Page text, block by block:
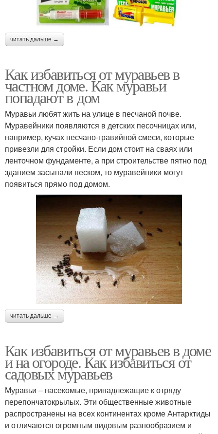
читать дальше →
Как избавиться от муравьев в
частном доме. Как муравьи
попадают в дом
Муравьи любят жить на улице в песчаной почве.
Муравейники появляются в детских песочницах или,
например, кучах песчано-гравийной смеси, которые
привезли для стройки. Если дом стоит на сваях или
ленточном фундаменте, а при строительстве пятно под
зданием засыпали песком, то муравейники могут
появиться прямо под домом.
читать дальше →
Как избавиться от муравьев в доме
и на огороде. Как избавиться от
садовых муравьев
Муравьи – насекомые, принадлежащие к отряду
перепончатокрылых. Эти общественные животные
распространены на всех континентах кроме Антарктиды
и отличаются огромным видовым разнообразием и